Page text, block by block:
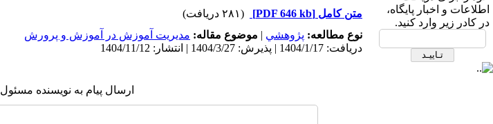
اطلاعات و اخبار پایگاه،
در کادر زیر وارد کنید.
متن کامل [PDF 646 kb]
(۲۸۱ دریافت)
نوع مطالعه: پژوهشي | موضوع مقاله: مدیریت آموزش در آموزش و پرورش
دریافت: 1404/1/17 | پذیرش: 1404/3/27 | انتشار: 1404/11/12
ارسال پیام به نویسنده مسئول